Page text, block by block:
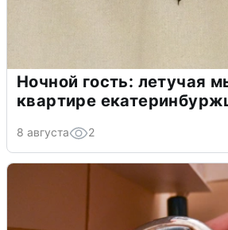
Ночной гость: летучая
квартире
8 августа 2